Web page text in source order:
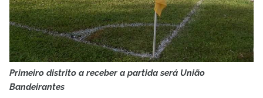
Primeiro distrito a receber a partida será União
Bandeirantes